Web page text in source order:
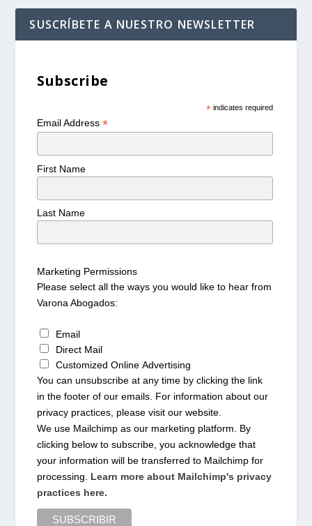
SUSCRÍBETE A NUESTRO NEWSLETTER
Subscribe
*indicates required
Email Address*
First Name
Last Name
Marketing Permissions
Please select all the ways you would like to hear from
Varona Abogados:
Email
Direct Mail
Customized Online Advertising
You can unsubscribe at any time by clicking the link
in the footer of our emails. For information about our
privacy practices, please visit our website.
We use Mailchimp as our marketing platform. By
clicking below to subscribe, you acknowledge that
your information will be transferred to Mailchimp for
processing. Learn more about Mailchimp's privacy
practices here.